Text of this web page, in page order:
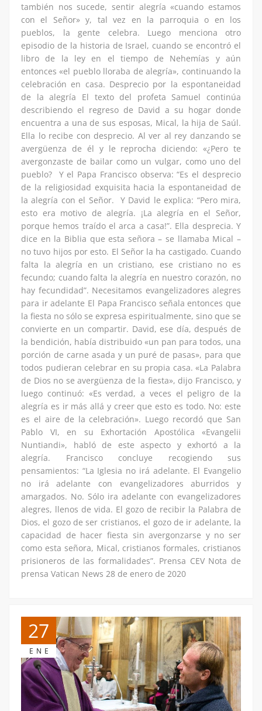
también nos sucede, sentir alegría «cuando estamos
con el Señor» y, tal vez en la parroquia o en los
pueblos, la gente celebra. Luego menciona otro
episodio de la historia de Israel, cuando se encontró el
libro de la ley en el tiempo de Nehemías y aún
entonces «el pueblo lloraba de alegría», continuando la
celebración en casa. Desprecio por la espontaneidad
de la alegría El texto del profeta Samuel continúa
describiendo el regreso de David a su hogar donde
encuentra a una de sus esposas, Mical, la hija de Saúl.
Ella lo recibe con desprecio. Al ver al rey danzando se
avergüenza de él y le reprocha diciendo: «¿Pero te
avergonzaste de bailar como un vulgar, como uno del
pueblo? Y el Papa Francisco observa: “Es el desprecio
de la religiosidad exquisita hacia la espontaneidad de
la alegría con el Señor. Y David le explica: “Pero mira,
esto era motivo de alegría. ¡La alegría en el Señor,
porque hemos traído el arca a casa!”. Ella desprecia. Y
dice en la Biblia que esta señora – se llamaba Mical –
no tuvo hijos por esto. El Señor la ha castigado. Cuando
falta la alegría en un cristiano, ese cristiano no es
fecundo; cuando falta la alegría en nuestro corazón, no
hay fecundidad”. Necesitamos evangelizadores alegres
para ir adelante El Papa Francisco señala entonces que
la fiesta no sólo se expresa espiritualmente, sino que se
convierte en un compartir. David, ese día, después de
la bendición, había distribuido «un pan para todos, una
porción de carne asada y un puré de pasas», para que
todos pudieran celebrar en su propia casa. «La Palabra
de Dios no se avergüenza de la fiesta», dijo Francisco, y
luego continuó: «Es verdad, a veces el peligro de la
alegría es ir más allá y creer que esto es todo. No: este
es el aire de la celebración». Luego recordó que San
Pablo VI, en su Exhortación Apostólica «Evangelii
Nuntiandi», habló de este aspecto y exhortó a la
alegría. Francisco concluye recogiendo sus
pensamientos: “La Iglesia no irá adelante. El Evangelio
no irá adelante con evangelizadores aburridos y
amargados. No. Sólo ira adelante con evangelizadores
alegres, llenos de vida. El gozo de recibir la Palabra de
Dios, el gozo de ser cristianos, el gozo de ir adelante, la
capacidad de hacer fiesta sin avergonzarse y no ser
como esta señora, Mical, cristianos formales, cristianos
prisioneros de las formalidades”. Prensa CEV Nota de
prensa Vatican News 28 de enero de 2020
27
ENE